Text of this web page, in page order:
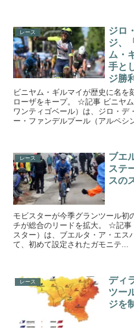
レース
ジロ
ジ、
ム・
手と
ジ勝
ビニヤム・ギルマイが歴史に名を
ローザをキープ。 ☆記事 ビニヤ
ワンティゴベール）は、ジロ・デ
ー・ファンデルプール（アルペシ
レース
ブエ
ステ
スの
モビスターが今季グランツール初
チが総合のリードを拡大。 ☆記
スター）は、ブエルタ・ア・エス
て、初めて設定されたガモニテ...
レース
ディ
ツー
ジを